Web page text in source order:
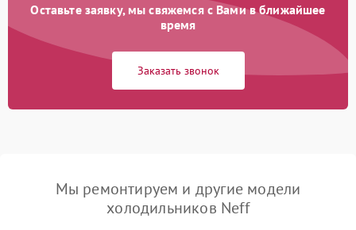
Оставьте заявку, мы свяжемся с Вами в ближайшее
время
Заказать звонок
Мы ремонтируем и другие модели
холодильников Neff